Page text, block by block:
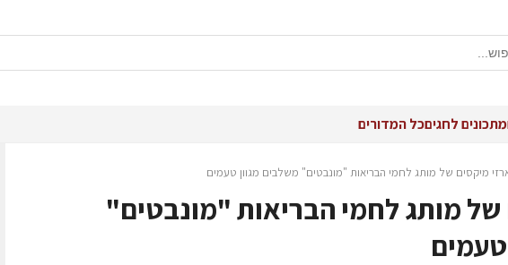
מתכונים לחגיםכל המדורים
מיקסים של מותג לחמי הבריאות "מונבטים" משלבים מגוון טעמים
של מותג לחמי הבריאות "מונבטים"